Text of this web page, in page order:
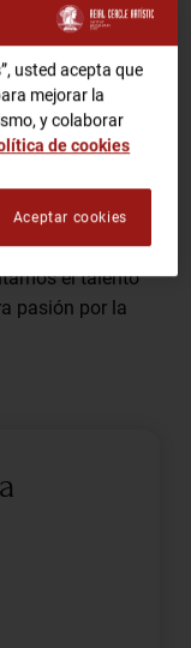
de danza con
la excelencia
el talento
pasión por la
usted acepta que
mejorar la
y colaborar
de cookies
Aceptar cookies